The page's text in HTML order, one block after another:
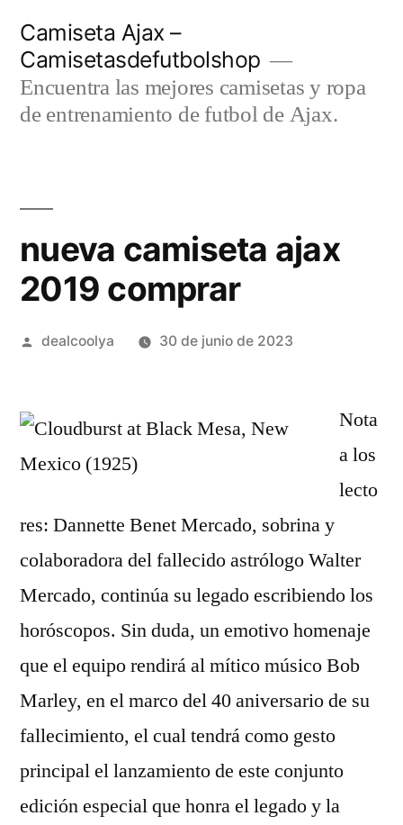
contenido
Camiseta Ajax –
Camisetasdefutbolshop
Encuentra las mejores camisetas y ropa
de entrenamiento de futbol de Ajax.
nueva camiseta ajax
2019 comprar
Publicado
dealcoolya 30 de junio de 2023
Nota
a los
lecto
res: Dannette Benet Mercado, sobrina y
colaboradora del fallecido astrólogo Walter
Mercado, continúa su legado escribiendo los
horóscopos. Sin duda, un emotivo homenaje
que el equipo rendirá al mítico músico Bob
Marley, en el marco del 40 aniversario de su
fallecimiento, el cual tendrá como gesto
principal el lanzamiento de este conjunto
edición especial que honra el legado y la